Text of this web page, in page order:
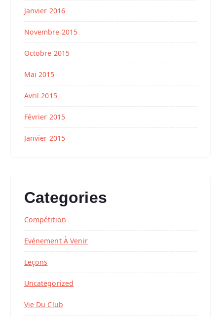
Janvier 2016
Novembre 2015
Octobre 2015
Mai 2015
Avril 2015
Février 2015
Janvier 2015
Categories
Compétition
Evénement À Venir
Leçons
Uncategorized
Vie Du Club